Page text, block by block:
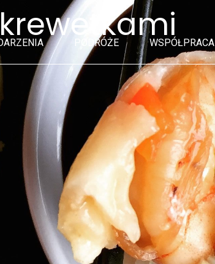
PODRÓŻE WSPÓŁPRACA